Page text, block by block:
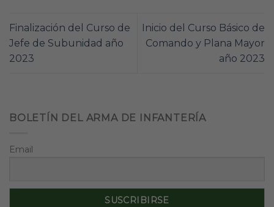
Finalización del Curso de
Jefe de Subunidad año
2023
Inicio del Curso Básico de
Comando y Plana Mayor
año 2023
BOLETÍN DEL ARMA DE INFANTERÍA
Email